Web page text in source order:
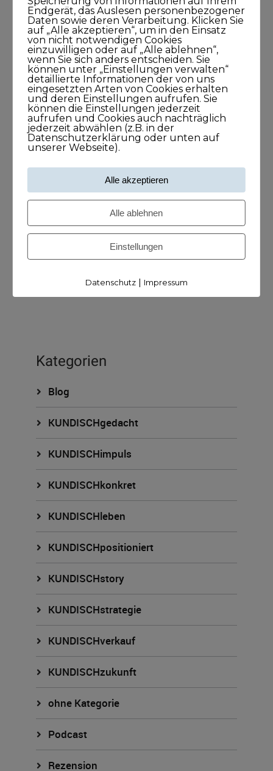
Andreas Dämon ist der Geburtshelfer
für Lösungen
26. November 2021
1Stunde1Minuten
Frank O. Reiss bringt Menschen
zusammen
29. September 2021
Larissa Wasserthal sagt: Alles beginnt
bei Dir selbst
15. April 2021
45Minuten
Kategorien
Blog
KUNDISCHgedacht
KUNDISCHimpuls
KUNDISCHkonkret
KUNDISCHleben
KUNDISCHpositioniert
KUNDISCHstory
KUNDISCHstrategie
KUNDISCHverkauf
KUNDISCHzukunft
ohne Kategorie
Podcast
Rezension
Endgerät, das Auslesen personenbezogener
Daten sowie deren Verarbeitung. Klicken Sie
auf „Alle akzeptieren“, um in den Einsatz
von nicht notwendigen Cookies
einzuwilligen oder auf „Alle ablehnen“,
wenn Sie sich anders entscheiden. Sie
können unter „Einstellungen verwalten“
detaillierte Informationen der von uns
eingesetzten Arten von Cookies erhalten
und deren Einstellungen aufrufen. Sie
können die Einstellungen jederzeit
aufrufen und Cookies auch nachträglich
jederzeit abwählen (z.B. in der
Datenschutzerklärung oder unten auf
unserer Webseite).
Alle akzeptieren
Alle ablehnen
Einstellungen
Datenschutz| Impressum